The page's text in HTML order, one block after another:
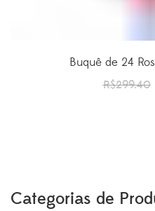
Buquê de 24
R$299.40
Categorias de